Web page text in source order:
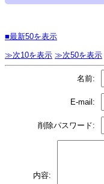
■最新50を表示
≫次10を表示 ≫次50を表示
名前:
E-mail:
削除パスワード:
内容: